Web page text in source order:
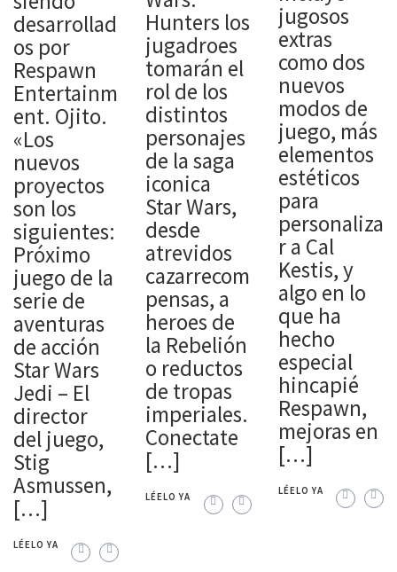
desarrollad
os por
Respawn
Entertainm
ent. Ojito.
«Los
nuevos
proyectos
son los
siguientes:
Próximo
juego de la
serie de
aventuras
de acción
Star Wars
Jedi – El
director
del juego,
Stig
Asmussen,
[…]
LÉELO YA
Hunters los
jugadroes
tomarán el
rol de los
distintos
personajes
de la saga
iconica
Star Wars,
desde
atrevidos
cazarrecom
pensas, a
heroes de
la Rebelión
o reductos
de tropas
imperiales.
Conectate
[…]
LÉELO YA
jugosos
extras
como dos
nuevos
modos de
juego, más
elementos
estéticos
para
personaliza
r a Cal
Kestis, y
algo en lo
que ha
hecho
especial
hincapié
Respawn,
mejoras en
[…]
LÉELO YA